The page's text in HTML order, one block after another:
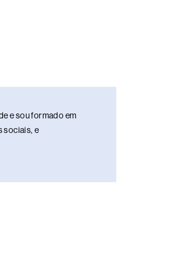
e sou formado em
sociais, e